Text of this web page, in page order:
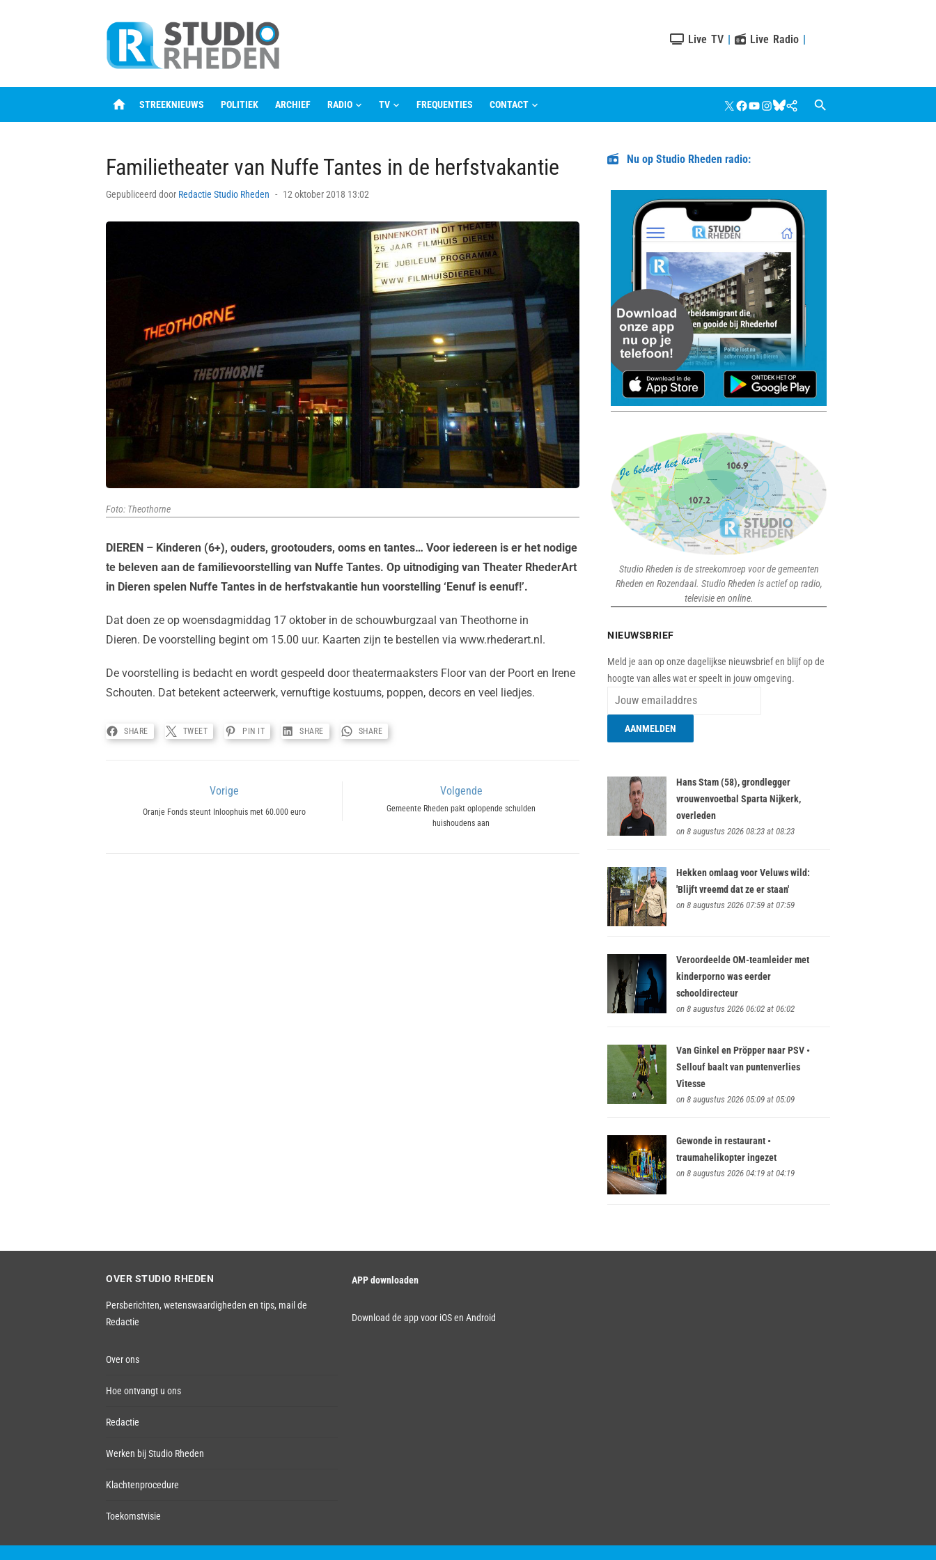
Live TV | Live Radio |
home STREEKNIEUWS POLITIEK ARCHIEF RADIO TV FREQUENTIES CONTACT X Facebook
YouTube
Instagram
Bluesky
Google
Nieuws
Familietheater van Nuffe Tantes in de herfstvakantie
Gepubliceerd door Redactie Studio Rheden
Posted
12 oktober 2018 13:02
Foto: Theothorne
DIEREN – Kinderen (6+), ouders, grootouders, ooms en tantes… Voor iedereen is er het nodige
te beleven aan de familievoorstelling van Nuffe Tantes. Op uitnodiging van Theater RhederArt
in Dieren spelen Nuffe Tantes in de herfstvakantie hun voorstelling ‘Eenuf is eenuf!’.
Dat doen ze op woensdagmiddag 17 oktober in de schouwburgzaal van Theothorne in
Dieren. De voorstelling begint om 15.00 uur. Kaarten zijn te bestellen via www.rhederart.nl.
De voorstelling is bedacht en wordt gespeeld door theatermaaksters Floor van der Poort en Irene
Schouten. Dat betekent acteerwerk, vernuftige kostuums, poppen, decors en veel liedjes.
SHARE TWEET PIN IT SHARE SHARE
navigatie
Vorige
Previous
Oranje Fonds steunt Inloophuis met 60.000 euro
Volgende
NextGemeente Rheden pakt oplopende schulden
huishoudens aan
Nu op Studio Rheden radio:
Studio Rheden is de streekomroep voor de gemeenten
Rheden en Rozendaal. Studio Rheden is actief op radio,
televisie en online.
NIEUWSBRIEF
Meld je aan op onze dagelijkse nieuwsbrief en blijf op de
hoogte van alles wat er speelt in jouw omgeving.
Hans Stam (58), grondlegger
vrouwenvoetbal Sparta Nijkerk,
overleden
on 8 augustus 2026 08:23 at 08:23
Hekken omlaag voor Veluws wild:
'Blijft vreemd dat ze er staan'
on 8 augustus 2026 07:59 at 07:59
Veroordeelde OM-teamleider met
kinderporno was eerder
schooldirecteur
on 8 augustus 2026 06:02 at 06:02
Van Ginkel en Pröpper naar PSV •
Sellouf baalt van puntenverlies
Vitesse
on 8 augustus 2026 05:09 at 05:09
Gewonde in restaurant •
traumahelikopter ingezet
on 8 augustus 2026 04:19 at 04:19
OVER STUDIO RHEDEN
Persberichten, wetenswaardigheden en tips, mail de
Redactie
Over ons
Hoe ontvangt u ons
Redactie
Werken bij Studio Rheden
Klachtenprocedure
Toekomstvisie
APP downloaden
Download de app voor iOS en Android